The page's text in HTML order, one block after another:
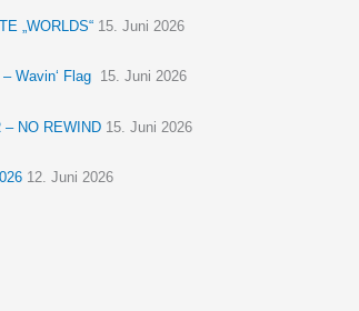
„WORLDS“ 15. Juni 2026
Wavin‘ Flag 15. Juni 2026
– NO REWIND 15. Juni 2026
12. Juni 2026